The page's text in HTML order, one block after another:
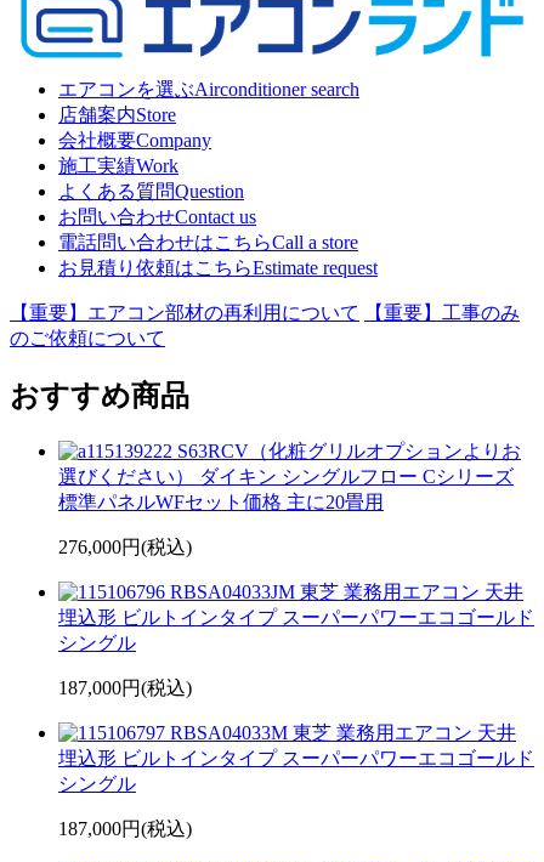
エアコンを選ぶAirconditioner search
店舗案内Store
会社概要Company
施工実績Work
よくある質問Question
お問い合わせContact us
電話問い合わせはこちらCall a store
お見積り依頼はこちらEstimate request
【重要】エアコン部材の再利用について
【重要】工事のみ
のご依頼について
おすすめ商品
S63RCV（化粧グリルオプションよりお
選びください） ダイキン シングルフロー Cシリーズ
標準パネルWFセット価格 主に20畳用
276,000円(税込)
RBSA04033JM 東芝 業務用エアコン 天井
埋込形 ビルトインタイプ スーパーパワーエコゴールド
シングル
187,000円(税込)
RBSA04033M 東芝 業務用エアコン 天井
埋込形 ビルトインタイプ スーパーパワーエコゴールド
シングル
187,000円(税込)